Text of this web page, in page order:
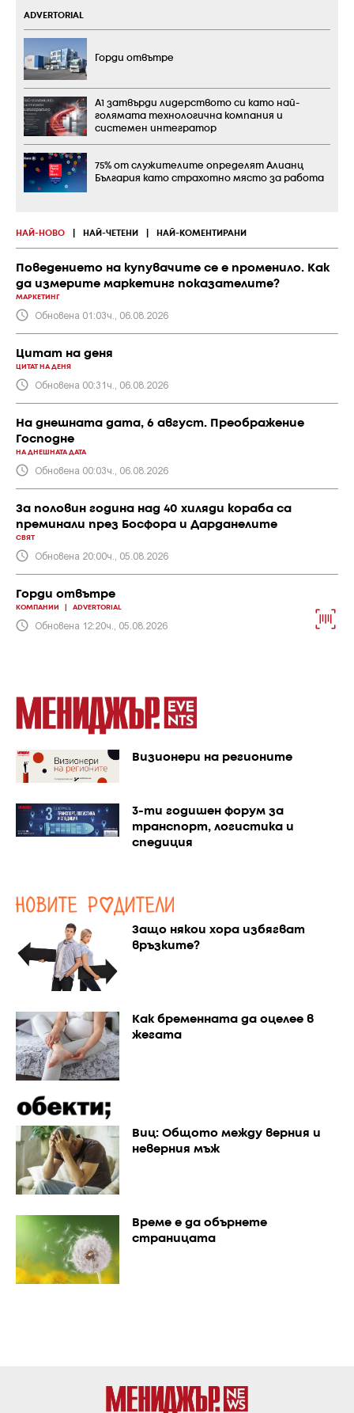
НАЙ-НОВО НАЙ-ЧЕТЕНИ НАЙ-КОМЕНТИРАНИ
Поведението на купувачите се е променило. Как
да измерите маркетинг показателите?
МАРКЕТИНГ
Обновена 01:03ч., 06.08.2026
Цитат на деня
ЦИТАТ НА ДЕНЯ
Обновена 00:31ч., 06.08.2026
На днешната дата, 6 август. Преображение
Господне
НА ДНЕШНАТА ДАТА
Обновена 00:03ч., 06.08.2026
За половин година над 40 хиляди кораба са
преминали през Босфора и Дарданелите
СВЯТ
Обновена 20:00ч., 05.08.2026
Горди отвътре
КОМПАНИИ ADVERTORIAL
Обновена 12:20ч., 05.08.2026
ADVERTORIAL
Горди отвътре
А1 затвърди лидерството си като най-
голямата технологична компания и
системен интегратор
75% от служителите определят Алианц
България като страхотно място за работа
Визионери на регионите
3-ти годишен форум за
транспорт, логистика и
спедиция
Защо някои хора избягват
връзките?
Как бременната да оцелее в
жегата
Виц: Общото между верния и
неверния мъж
Време е да обърнете
страницата